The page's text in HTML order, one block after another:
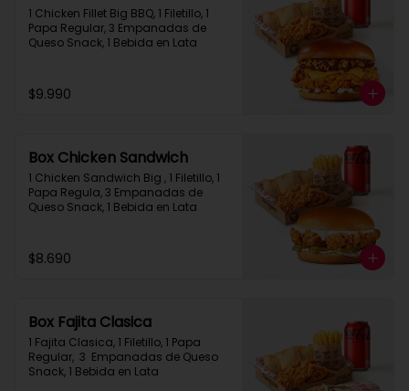
1 Chicken Fillet Big BBQ, 1 Filetillo, 1
Papa Regular, 3 Empanadas de
Queso Snack, 1 Bebida en Lata
$9.990
Box Chicken Sandwich
1 Chicken Sandwich Big , 1 Filetillo, 1
Papa Regula, 3 Empanadas de
Queso Snack, 1 Bebida en Lata
$8.690
Box Fajita Clasica
1 Fajita Clasica, 1 Filetillo, 1 Papa
Regular,  3  Empanadas de Queso
Snack, 1 Bebida en Lata